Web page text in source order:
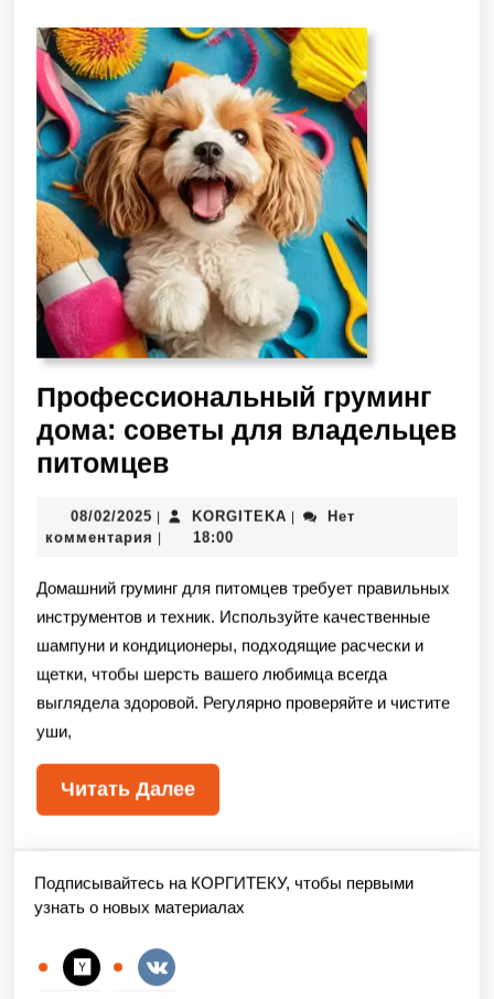
Профессиональный груминг
дома: советы для владельцев
питомцев
08/02/2025 | KORGITEKA |
Нет
комментария | 18:00
Домашний груминг для питомцев требует правильных
инструментов и техник. Используйте качественные
шампуни и кондиционеры, подходящие расчески и
щетки, чтобы шерсть вашего любимца всегда
выглядела здоровой. Регулярно проверяйте и чистите
уши,
Читать Далее
Подписывайтесь на КОРГИТЕКУ, чтобы первыми
узнать о новых материалах